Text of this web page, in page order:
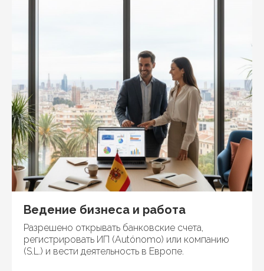
Ведение бизнеса и работа
Разрешено открывать банковские счета,
регистрировать ИП (Autónomo) или компанию
(S.L.) и вести деятельность в Европе.